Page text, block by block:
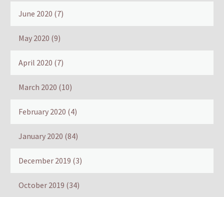
June 2020 (7)
May 2020 (9)
April 2020 (7)
March 2020 (10)
February 2020 (4)
January 2020 (84)
December 2019 (3)
October 2019 (34)